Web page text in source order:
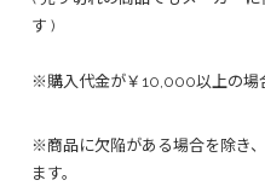
す )
※購入代金が￥10,000以上の場
※商品に欠陥がある場合を除き
ます。